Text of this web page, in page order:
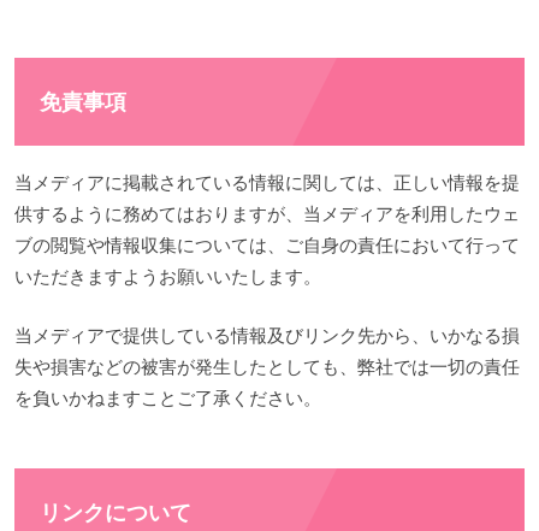
免責事項
当メディアに掲載されている情報に関しては、正しい情報を提
供するように務めてはおりますが、当メディアを利用したウェ
ブの閲覧や情報収集については、ご自身の責任において行って
いただきますようお願いいたします。
当メディアで提供している情報及びリンク先から、いかなる損
失や損害などの被害が発生したとしても、弊社では一切の責任
を負いかねますことご了承ください。
リンクについて